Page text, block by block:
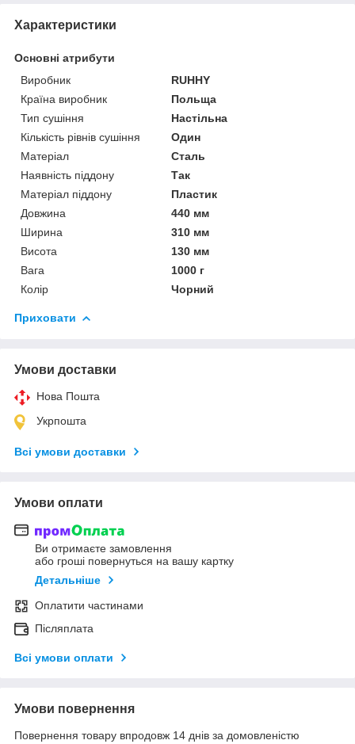
Характеристики
Основні атрибути
Виробник
RUHHY
Країна виробник
Польща
Тип сушіння
Настільна
Кількість рівнів сушіння
Один
Матеріал
Сталь
Наявність піддону
Так
Матеріал піддону
Пластик
Довжина
440 мм
Ширина
310 мм
Висота
130 мм
Вага
1000 г
Колір
Чорний
Приховати
Умови доставки
Нова Пошта
Укрпошта
Всі умови доставки
Умови оплати
Ви отримаєте замовлення
або гроші повернуться на вашу картку
Детальніше
Оплатити частинами
Післяплата
Всі умови оплати
Умови повернення
Повернення товару впродовж 14 днів за домовленістю